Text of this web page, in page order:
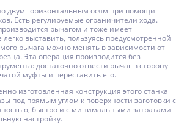
двум горизонтальным осям при помощи
Есть регулируемые ограничители хода.
рычагом и тоже имеет
выставить, пользуясь предусмотренной
рычага можно менять в зависимости от
Эта операция производится без
достаточно отвести рычаг в сторону
муфты и переставить его.
изготовленная конструкция этого станка
под прямым углом к поверхности заготовки с
быстро и с минимальными затратами
настройку.